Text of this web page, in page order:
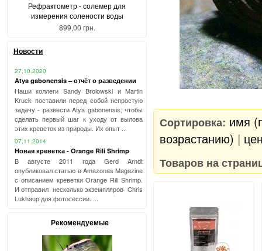
Сортировка: имя
возрастанию) |
Товаров на
Рефрактометр - солемер для
измерения солености воды
899,00 грн.
Новости
27.10.2020
Atya gabonensis – отчёт о разведении
Наши коллеги Sandy Brolowski и Martin
Kruck поставили перед собой непростую
задачу - развести Atya gabonensis, чтобы
сделать первый шаг к уходу от вылова
этих креветок из природы. Их опыт ...
07.11.2014
Новая креветка - Orange Rili Shrimp
В августе 2011 года Gerd Arndt
опубликовал статью в Amazonas Magazine
с описанием креветки Orange Rili Shrimp.
И отправил несколько экземпляров Chris
Lukhaup для фотосессии. ...
Рекомендуемые